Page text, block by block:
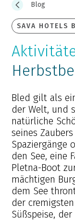
Blog
SAVA HOTELS
Bled gilt als
der Welt, und
natürliche
seines
Spaziergänge
den See, eine
Pletna-Boot
mächtigen
dem See
der
Süßspeise,